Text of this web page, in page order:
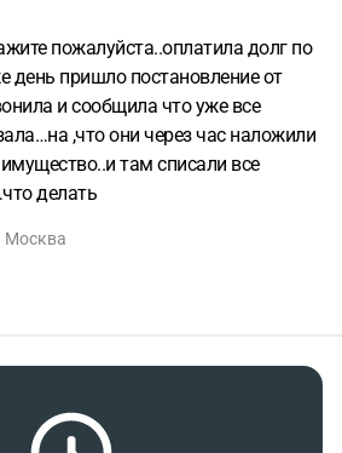
пожалуйста..оплатила долг по
день пришло постановление от
и сообщила что уже все
,что они через час наложили
там списали все
делать
Москва